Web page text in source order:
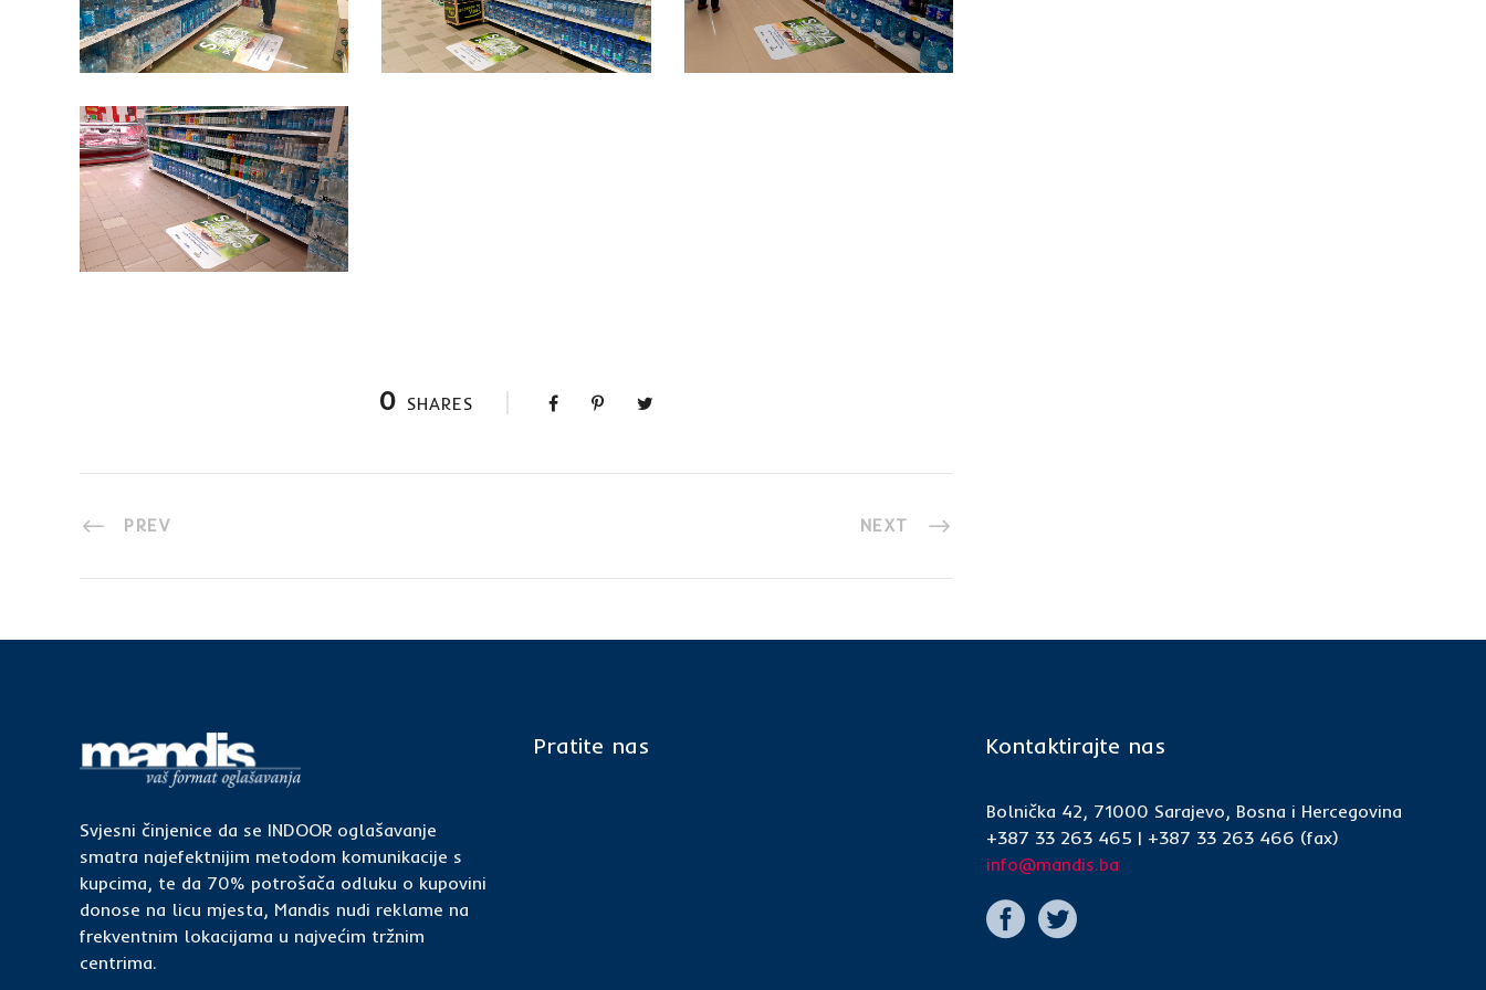
0 SHARES
PREV NEXT
Svjesni činjenice da se INDOOR oglašavanje
smatra najefektnijim metodom komunikacije s
kupcima, te da 70% potrošača odluku o kupovini
donose na licu mjesta, Mandis nudi reklame na
frekventnim lokacijama u najvećim tržnim
centrima.
Pratite nas Kontaktirajte nas
Bolnička 42, 71000 Sarajevo, Bosna i Hercegovina
+387 33 263 465 | +387 33 263 466 (fax)
info@mandis.ba